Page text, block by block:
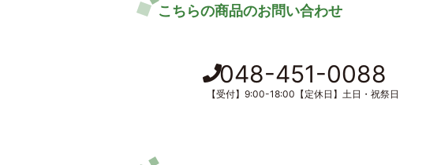
こちらの商品のお問い合わせ
048-451-0088
【受付】9:00-18:00【定休日】土日・祝祭日